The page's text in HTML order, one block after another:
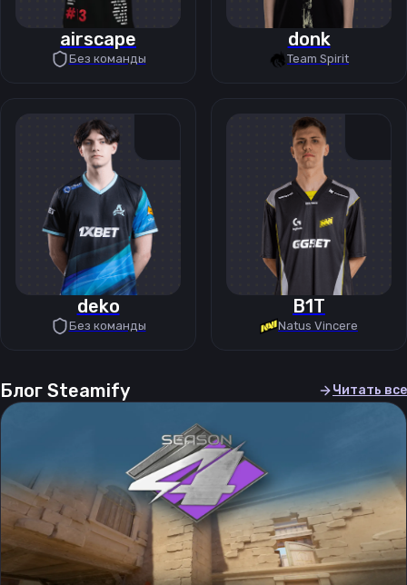
airscape
Без команды
donk
Team Spirit
deko
Без команды
B1T
Natus Vincere
Блог Steamify Читать все